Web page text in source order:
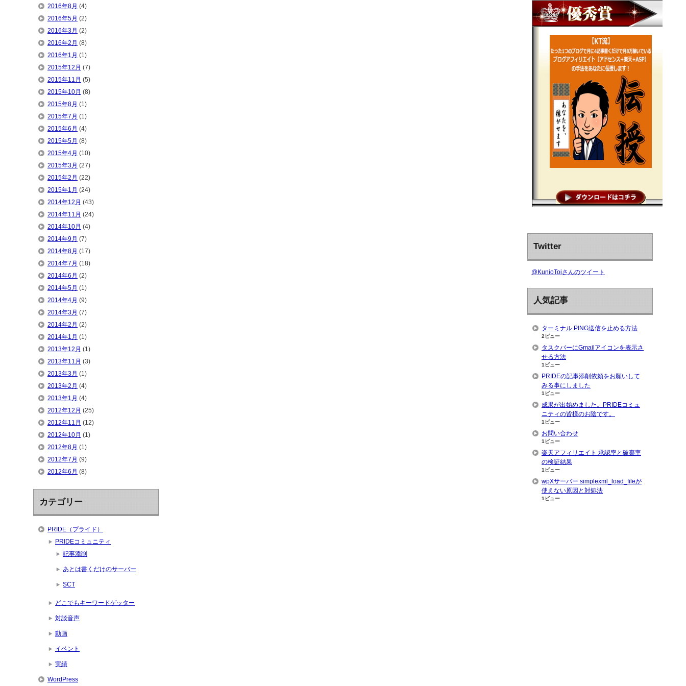
2016年8月 (4)
2016年5月 (2)
2016年3月 (2)
2016年2月 (8)
2016年1月 (1)
2015年12月 (7)
2015年11月 (5)
2015年10月 (8)
2015年8月 (1)
2015年7月 (1)
2015年6月 (4)
2015年5月 (8)
2015年4月 (10)
2015年3月 (27)
2015年2月 (22)
2015年1月 (24)
2014年12月 (43)
2014年11月 (24)
2014年10月 (4)
2014年9月 (7)
2014年8月 (17)
2014年7月 (18)
2014年6月 (2)
2014年5月 (1)
2014年4月 (9)
2014年3月 (7)
2014年2月 (2)
2014年1月 (1)
2013年12月 (1)
2013年11月 (3)
2013年3月 (1)
2013年2月 (4)
2013年1月 (4)
2012年12月 (25)
2012年11月 (12)
2012年10月 (1)
2012年8月 (1)
2012年7月 (9)
2012年6月 (8)
カテゴリー
PRIDE（プライド）
PRIDEコミュニティ
記事添削
あとは書くだけのサーバー
SCT
どこでもキーワードゲッター
対談音声
動画
イベント
実績
WordPress
Twitter
@KunioToiさんのツイート
人気記事
ターミナル PING送信を止める方法
2ビュー
タスクバーにGmailアイコンを表示さ
せる方法
1ビュー
PRIDEの記事添削依頼をお願いして
みる事にしました
1ビュー
成果が出始めました。PRIDEコミュ
ニティの皆様のお陰です。
1ビュー
お問い合わせ
1ビュー
楽天アフィリエイト 承認率と破棄率
の検証結果
1ビュー
wpXサーバー simplexml_load_fileが
使えない原因と対処法
1ビュー